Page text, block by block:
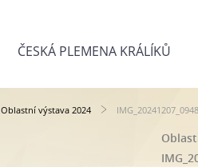
ČESKÁ PLEMENA KRÁLÍKŮ
Oblastní výstava 2024